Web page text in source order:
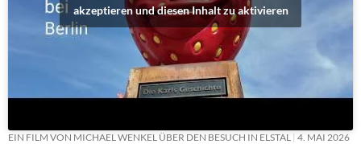
akzeptieren und diesen Inhalt zu aktivieren
EIN FILM VON MICHAEL WENKEL ÜBER DEN BESUCH IN ELSTAL
4. MAI 2026